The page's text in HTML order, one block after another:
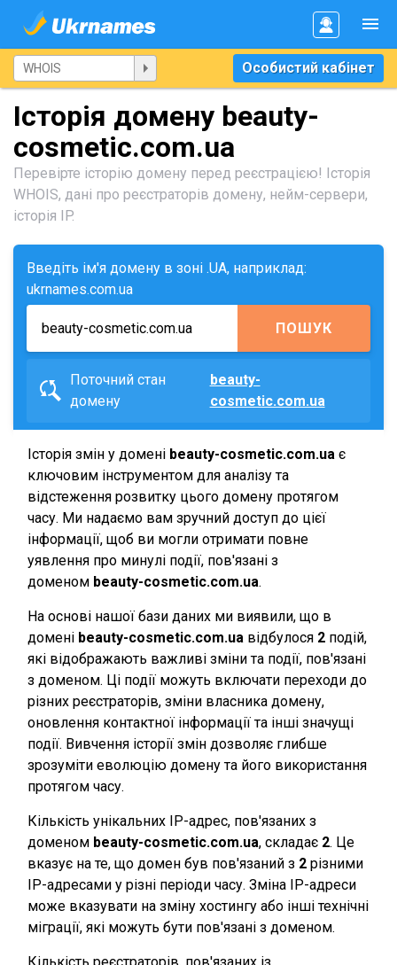
Особистий кабінет
Історія домену beauty-
cosmetic.com.ua
Перевірте історію домену перед реєстрацією! Історія
WHOIS, дані про реєстраторів домену, нейм-сервери,
історія IP.
Введіть ім'я домену в зоні .UA, наприклад:
ukrnames.com.ua
ПОШУК
Поточний стан
домену
beauty-
cosmetic.com.ua
Історія змін у домені beauty-cosmetic.com.ua є
ключовим інструментом для аналізу та
відстеження розвитку цього домену протягом
часу. Ми надаємо вам зручний доступ до цієї
інформації, щоб ви могли отримати повне
уявлення про минулі події, пов'язані з
доменом beauty-cosmetic.com.ua.
На основі нашої бази даних ми виявили, що в
домені beauty-cosmetic.com.ua відбулося 2 подій,
які відображають важливі зміни та події, пов'язані
з доменом. Ці події можуть включати переходи до
різних реєстраторів, зміни власника домену,
оновлення контактної інформації та інші значущі
події. Вивчення історії змін дозволяє глибше
зрозуміти еволюцію домену та його використання
протягом часу.
Кількість унікальних IP-адрес, пов'язаних з
доменом beauty-cosmetic.com.ua, складає 2. Це
вказує на те, що домен був пов'язаний з 2 різними
IP-адресами у різні періоди часу. Зміна IP-адреси
може вказувати на зміну хостингу або інші технічні
міграції, які можуть бути пов'язані з доменом.